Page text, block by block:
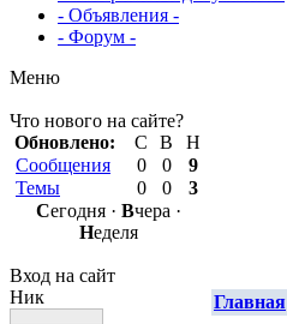
- Объявления -
- Форум -
Меню
Что нового на сайте?
Обновлено:
С В
Н
Сообщения
0 0
9
Темы
0 0
3
Сегодня · Вчера ·
Неделя
Вход на сайт
Ник
Главная